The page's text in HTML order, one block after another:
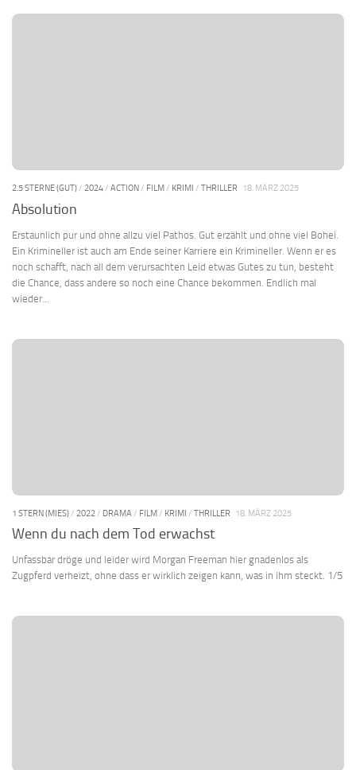
2.5 STERNE (GUT)/ 2024/ ACTION/ FILM/ KRIMI / THRILLER 18. MÄRZ 2025
Absolution
Erstaunlich pur und ohne allzu viel Pathos. Gut erzählt und ohne viel Bohei.
Ein Krimineller ist auch am Ende seiner Karriere ein Krimineller. Wenn er es
noch schafft, nach all dem verursachten Leid etwas Gutes zu tun, besteht
die Chance, dass andere so noch eine Chance bekommen. Endlich mal
wieder...
1 STERN (MIES) / 2022 / DRAMA / FILM / KRIMI / THRILLER 18. MÄRZ 2025
Wenn du nach dem Tod erwachst
Unfassbar dröge und leider wird Morgan Freeman hier gnadenlos als
Zugpferd verheizt, ohne dass er wirklich zeigen kann, was in ihm steckt. 1/5